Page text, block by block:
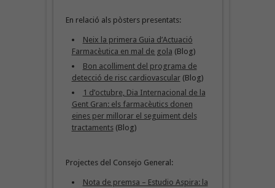
En relació als pòsters presentats:
Neix la primera Guia d’Actuació
Farmacèutica en mal de gola (Blog)
Bon acolliment del programa de
detecció de risc cardiovascular(Blog)
1 d’octubre, Dia Internacional de la
Gent Gran: els farmacèutics donen
eines per millorar el seguiment dels
tractaments(Blog)
Projectes del Consejo General:
Nota de premsa – Estudio Aspira: la